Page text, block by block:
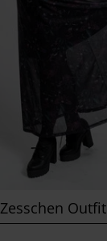
Zesschen Outfit